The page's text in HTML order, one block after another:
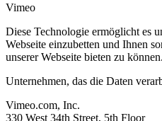
Vimeo
Diese Technologie ermöglicht es
Webseite einzubetten und Ihnen
unserer Webseite bieten zu können.
Unternehmen, das die Daten
Vimeo.com, Inc.
330 West 34th Street, 5th Floor